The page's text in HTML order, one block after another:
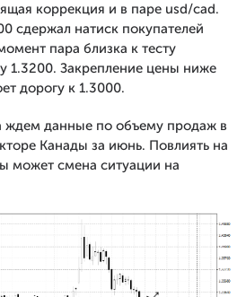
коррекция и в паре usd/cad.
сдержал натиск покупателей
пара близка к тесту
1.3200. Закрепление цены ниже
дорогу к 1.3000.
ждем данные по объему продаж в
Канады за июнь. Повлиять на
может смена ситуации на